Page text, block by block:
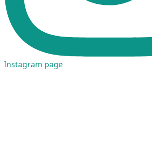
Instagram page